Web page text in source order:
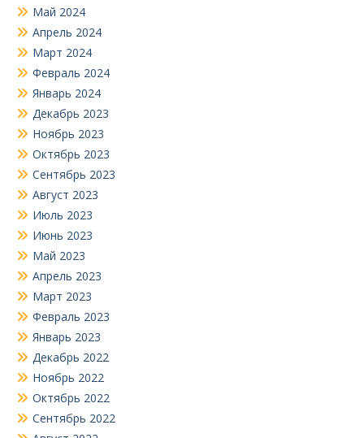
Май 2024
Апрель 2024
Март 2024
Февраль 2024
Январь 2024
Декабрь 2023
Ноябрь 2023
Октябрь 2023
Сентябрь 2023
Август 2023
Июль 2023
Июнь 2023
Май 2023
Апрель 2023
Март 2023
Февраль 2023
Январь 2023
Декабрь 2022
Ноябрь 2022
Октябрь 2022
Сентябрь 2022